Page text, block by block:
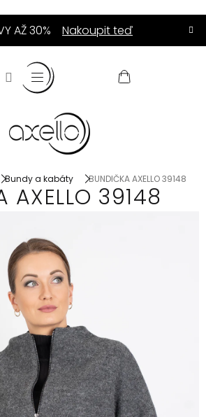
AŽ 30% Nakoupit teď
Bundy a kabáty BUNDIČKA AXELLO 39148
AXELLO 39148